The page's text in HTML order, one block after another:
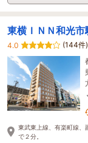
東横ＩＮＮ和光市
4.0
(144件)
東武東上線、有楽町線、
で２分。